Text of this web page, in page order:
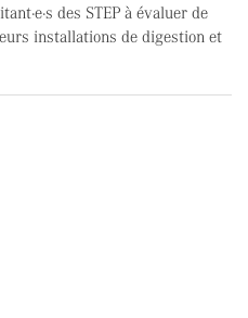
des STEP à évaluer de
installations de digestion et